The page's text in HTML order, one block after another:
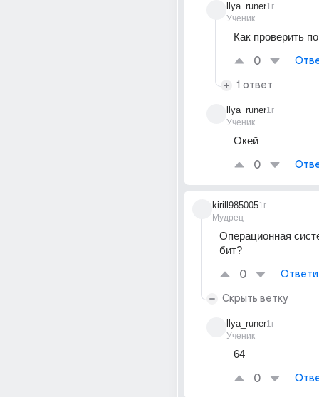
llya_runer
Ученик
1г
Как проверить
0
1 ответ
llya_runer
Ученик
1г
Окей
0
kirill985005
Мудрец
1г
Операционная
бит?
0
Скрыть ветку
llya_runer
Ученик
1г
64
0